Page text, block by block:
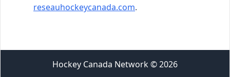
reseauhockeycanada.com.
Hockey Canada Network©2026